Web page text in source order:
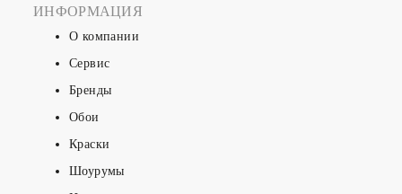
ИНФОРМАЦИЯ
О компании
Сервис
Бренды
Обои
Краски
Шоурумы